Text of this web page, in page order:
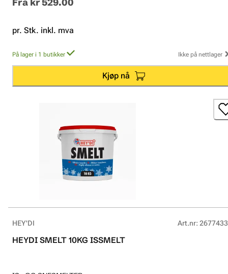
pr. Stk. inkl. mva
På lager i 1 butikker Ikke på nettlager
Kjøp nå
HEY'DI Art.nr:
HEYDI SMELT 10KG ISSMELT